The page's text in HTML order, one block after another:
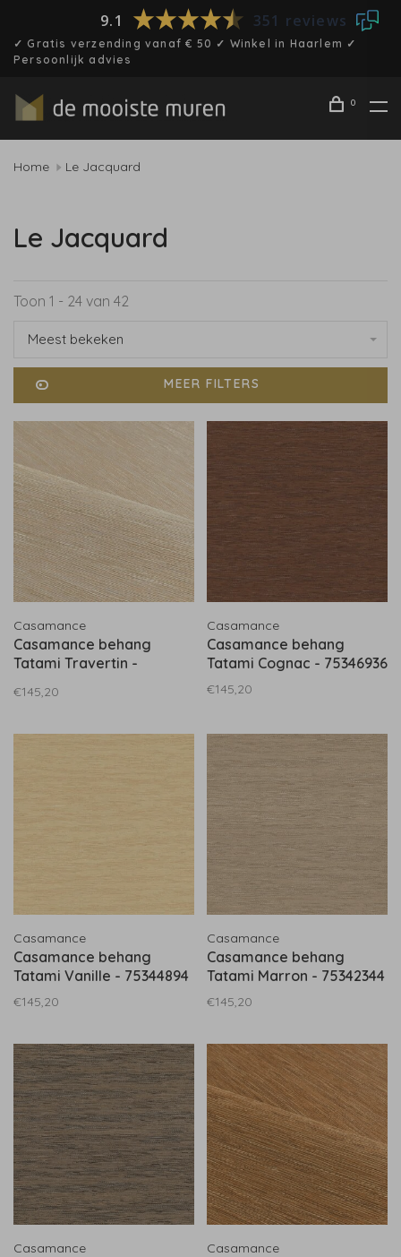
9.1 351 reviews
✓ Gratis verzending vanaf € 50 ✓ Winkel in Haarlem ✓
Persoonlijk advies
0
Home Le Jacquard
Le Jacquard
Toon 1 - 24 van 42
Meest bekeken
MEER FILTERS
Casamance
Casamance behang
Tatami Travertin -
€145,20
Casamance
Casamance behang
Tatami Cognac - 75346936
€145,20
Casamance
Casamance behang
Tatami Vanille - 75344894
€145,20
Casamance
Casamance behang
Tatami Marron - 75342344
€145,20
Casamance Casamance